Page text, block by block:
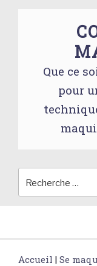
Que ce
pour
Accueil | Se